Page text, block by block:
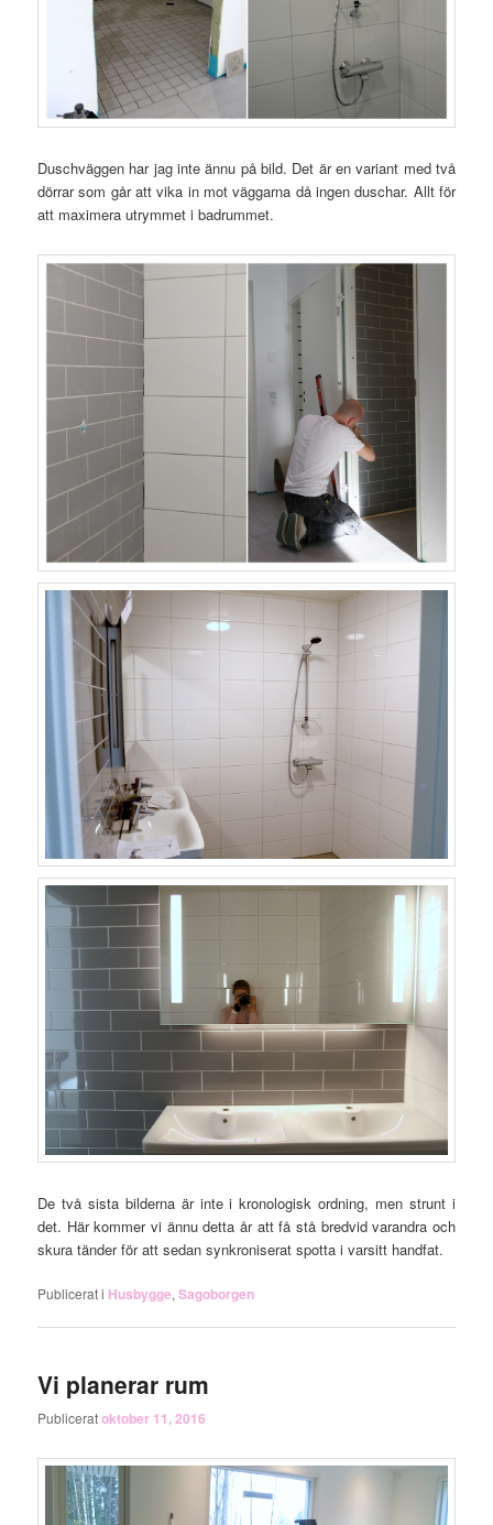
Duschväggen har jag inte ännu på bild. Det är en variant med två
dörrar som går att vika in mot väggarna då ingen duschar. Allt för
att maximera utrymmet i badrummet.
De två sista bilderna är inte i kronologisk ordning, men strunt i
det. Här kommer vi ännu detta år att få stå bredvid varandra och
skura tänder för att sedan synkroniserat spotta i varsitt handfat.
Publicerat i Husbygge,Sagoborgen
Vi planerar rum
Publiceratoktober 11, 2016